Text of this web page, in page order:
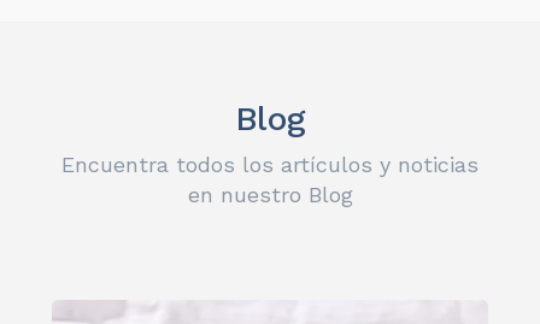
Blog
Encuentra todos los artículos y noticias
en nuestro Blog